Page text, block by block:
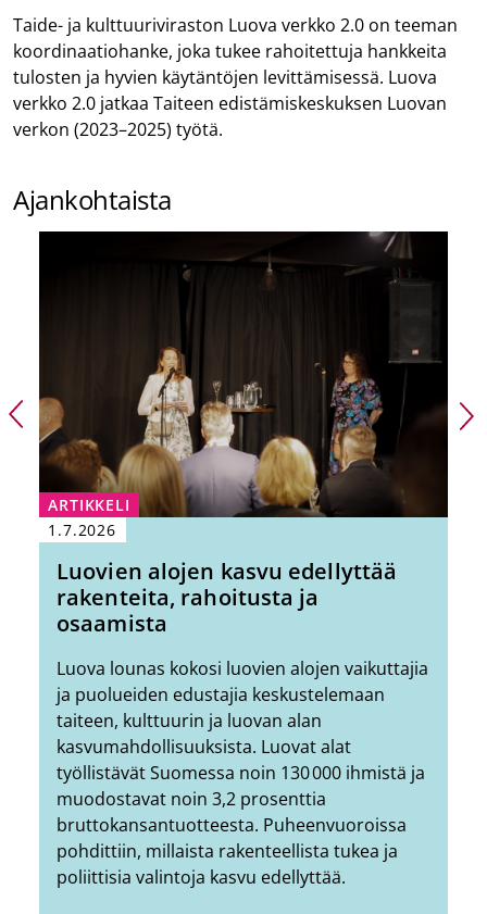
Taide- ja kulttuuriviraston Luova verkko 2.0 on teeman
koordinaatiohanke, joka tukee rahoitettuja hankkeita
tulosten ja hyvien käytäntöjen levittämisessä. Luova
verkko 2.0 jatkaa Taiteen edistämiskeskuksen Luovan
verkon (2023–2025) työtä.
Ajankohtaista
ARTIKKELI
1.7.2026
Luovien alojen kasvu edellyttää
rakenteita, rahoitusta ja
osaamista
Luova lounas kokosi luovien alojen vaikuttajia
ja puolueiden edustajia keskustelemaan
taiteen, kulttuurin ja luovan alan
kasvumahdollisuuksista. Luovat alat
työllistävät Suomessa noin 130 000 ihmistä ja
muodostavat noin 3,2 prosenttia
bruttokansantuotteesta. Puheenvuoroissa
pohdittiin, millaista rakenteellista tukea ja
poliittisia valintoja kasvu edellyttää.